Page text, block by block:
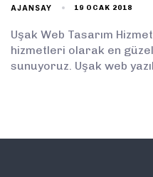
AJANSAY 19 OCAK 2018
Uşak Web Tasarım
hizmetleri olarak en
sunuyoruz. Uşak web